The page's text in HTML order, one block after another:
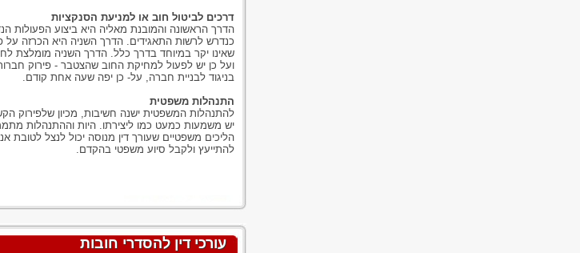
דרכים לביטול חוב או למניעת הסנקציות
הדרך הראשונה והמובנת מאליה היא ביצוע הפעולות
כנדרש לרשות התאגידים. הדרך השניה היא הכרזה על
שאינו יקר במיוחד בדרך כלל. הדרך השניה מומלצת
ועל כן יש לפעול למחיקת החוב שהצטבר - פירוק
בניגוד לבניית חברה, על- כן יפה שעה אחת קודם.
התנהלות משפטית
להתנהלות המשפטית ישנה חשיבות, מכיון שלפירוק
יש משמעות כמעט כמו ליצירתו. היות וההתנהלות
הליכים משפטיים שעורך דין מנוסה יכול לנצל לטובת
להתייעץ ולקבל סיוע משפטי בהקדם.
עורכי דין להסדרי חובות